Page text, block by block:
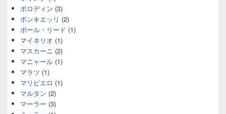
ボロディン (3)
ポンキエッリ (2)
ポール・リード (1)
マイネリオ (1)
マスカーニ (2)
マニャール (1)
マラツ (1)
マリピエロ (1)
マルタン (2)
マーラー (3)